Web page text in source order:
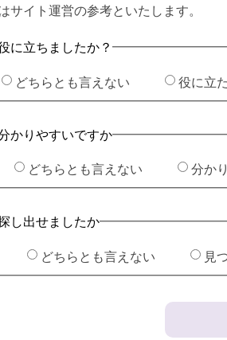
サイト運営の参考といたします。
に立ちましたか？
どちらとも言えない 役に立
かりやすいですか
どちらとも言えない 分か
し出せましたか
どちらとも言えない 見